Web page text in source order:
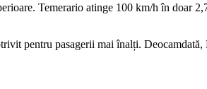
Temerario atinge 100 km/h în doar
pentru pasagerii mai înalți.